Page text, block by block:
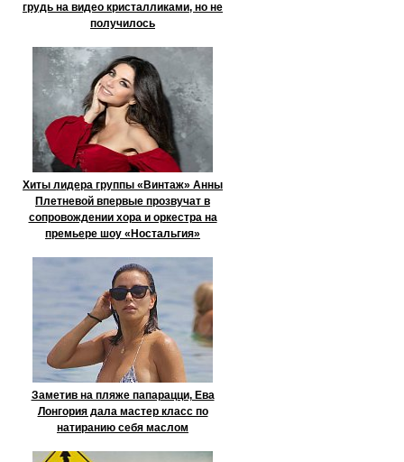
грудь на видео кристалликами, но не
получилось
Хиты лидера группы «Винтаж» Анны
Плетневой впервые прозвучат в
сопровождении хора и оркестра на
премьере шоу «Ностальгия»
Заметив на пляже папарацци, Ева
Лонгория дала мастер класс по
натиранию себя маслом